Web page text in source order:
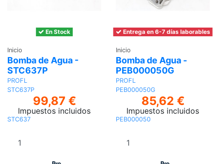
En Stock
Inicio
Bomba de Agua -
STC637P
PROFL
STC637P
99,87 €
Impuestos incluidos
STC637
Entrega en 6-7 días laborables
Inicio
Bomba de Agua -
PEB000050G
PROFL
PEB000050G
85,62 €
Impuestos incluidos
PEB000050